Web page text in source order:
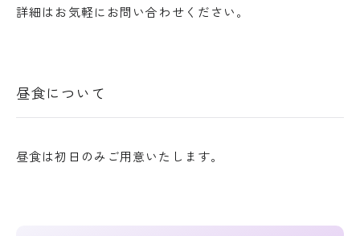
詳細はお気軽にお問い合わせください。
昼食について
昼食は初日のみご用意いたします。